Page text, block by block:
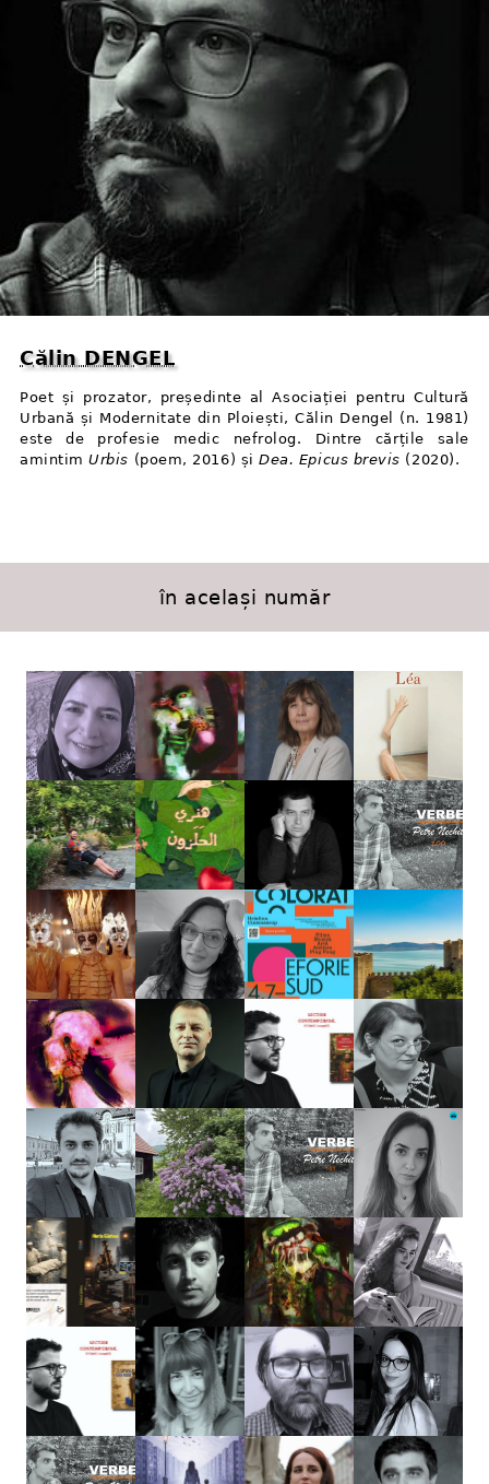
Călin DENGEL
Poet și prozator, președinte al Asociației pentru Cultură
Urbană și Modernitate din Ploiești, Călin Dengel (n. 1981)
este de profesie medic nefrolog. Dintre cărțile sale
amintimUrbis (poem, 2016) șiDea. Epicus brevis (2020).
în același număr